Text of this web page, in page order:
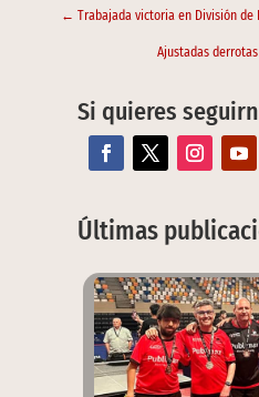
← Trabajada victoria en División de
Ajustadas
Si quieres
Últimas